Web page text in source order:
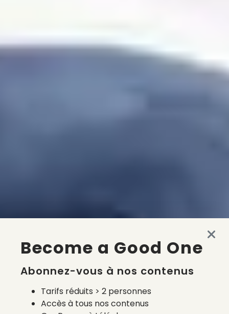
Become a Good One
Abonnez-vous à nos contenus
Tarifs réduits > 2 personnes
Accès à tous nos contenus